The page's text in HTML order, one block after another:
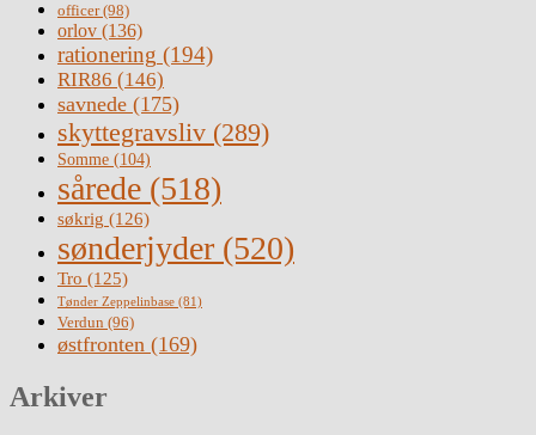
officer(98)
orlov (136)
rationering (194)
RIR86 (146)
savnede (175)
skyttegravsliv (289)
Somme (104)
sårede (518)
søkrig (126)
sønderjyder (520)
Tro (125)
Tønder Zeppelinbase (81)
Verdun (96)
østfronten (169)
Arkiver